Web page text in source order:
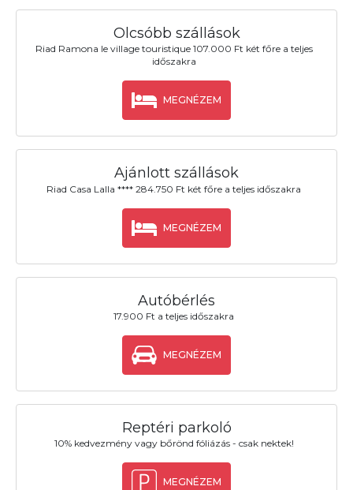
Olcsóbb szállások
Riad Ramona le village touristique 107.000 Ft két főre a teljes
időszakra
MEGNÉZEM
Ajánlott szállások
Riad Casa Lalla **** 284.750 Ft két főre a teljes időszakra
MEGNÉZEM
Autóbérlés
17.900 Ft a teljes időszakra
MEGNÉZEM
Reptéri parkoló
10% kedvezmény vagy bőrönd fóliázás - csak nektek!
MEGNÉZEM